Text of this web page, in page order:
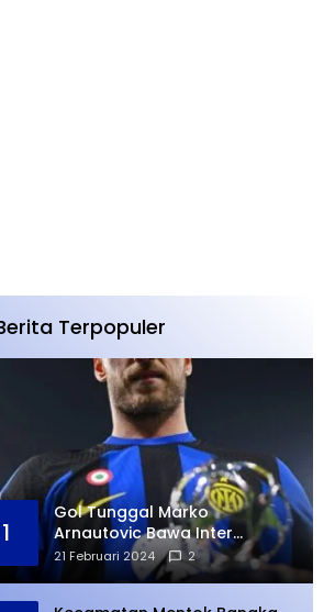
Terpopuler
1
Gol Tunggal Marko
Arnautovic Bawa Inter
Ungguli Atletico Madrid
21 Februari 2024 2